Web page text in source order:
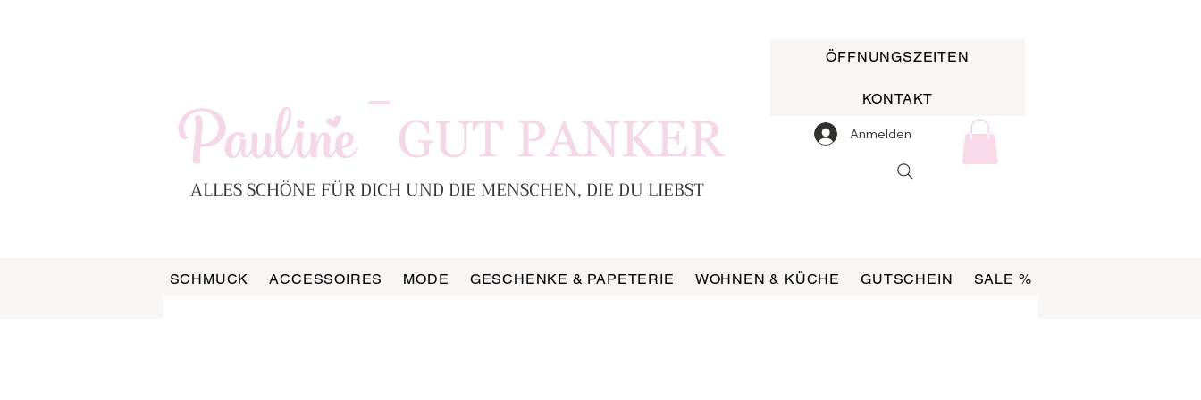
-
ALLES SCHÖNE FÜR DICH UND DIE MENSCHEN, DIE DU LIEBST
ÖFFNUNGSZEITEN
KONTAKT
Anmelden
SCHMUCK ACCESSOIRES MODE GESCHENKE & PAPETERIE WOHNEN & KÜCHE GUTSCHEIN SALE %